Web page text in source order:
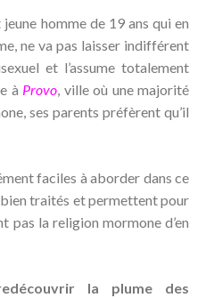
homme de 19 ans qui en
ne va pas laisser indifférent
et l’assume totalement
à Provo, ville où une majorité
ses parents préfèrent qu’il
faciles à aborder dans ce
traités et permettent pour
pas la religion mormone d’en
la plume des